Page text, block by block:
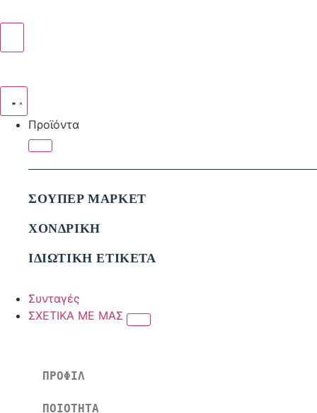
Προϊόντα
ΣΟΥΠΕΡ ΜΑΡΚΕΤ
ΧΟΝΔΡΙΚΗ
ΙΔΙΩΤΙΚΗ ΕΤΙΚΕΤΑ
Συνταγές
ΣΧΕΤΙΚΑ ΜΕ ΜΑΣ
ΠΡΟΦΙΛ
ΠΟΙΟΤΗΤΑ